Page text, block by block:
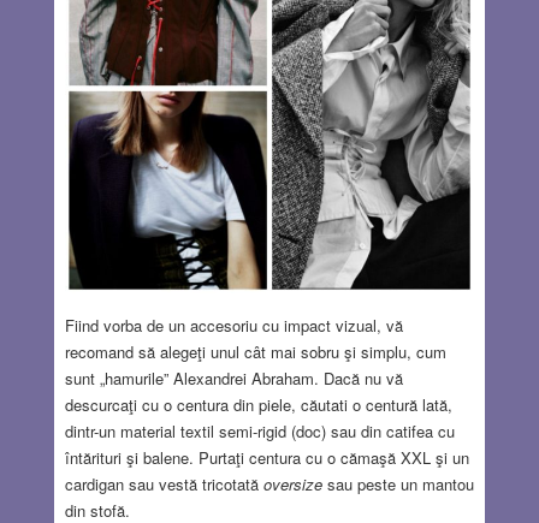
Fiind vorba de un accesoriu cu impact vizual, vă
recomand să alegeţi unul cât mai sobru şi simplu, cum
sunt „hamurile” Alexandrei Abraham. Dacă nu vă
descurcaţi cu o centura din piele, căutati o centură lată,
dintr-un material textil semi-rigid (doc) sau din catifea cu
întărituri şi balene. Purtaţi centura cu o cămaşă XXL şi un
cardigan sau vestă tricotată oversize sau peste un mantou
din stofă.